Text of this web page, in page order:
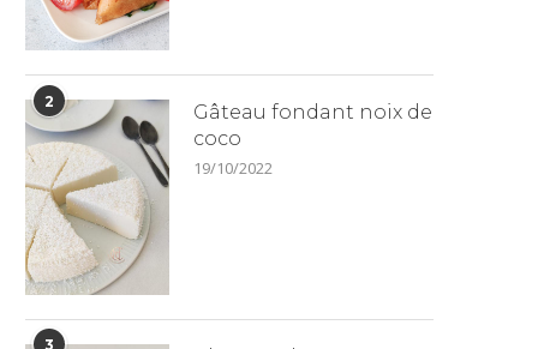
2
Gâteau fondant noix de
coco
19/10/2022
3